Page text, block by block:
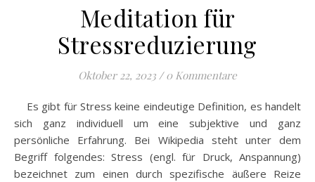
Meditation für
Stressreduzierung
Oktober 22, 2023 / 0 Kommentare
Es gibt für Stress keine eindeutige Definition, es handelt
sich ganz individuell um eine subjektive und ganz
persönliche Erfahrung. Bei Wikipedia steht unter dem
Begriff folgendes: Stress (engl. für Druck, Anspannung)
bezeichnet zum einen durch spezifische äußere Reize